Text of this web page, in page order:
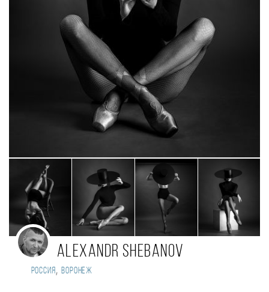
Alexandr Shebanov
Россия, Воронеж